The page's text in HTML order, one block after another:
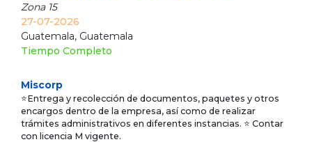
Zona 15
27-07-2026
Guatemala, Guatemala
Tiempo Completo
Miscorp
⭐Entrega y recolección de documentos, paquetes y otros
encargos dentro de la empresa, así como de realizar
trámites administrativos en diferentes instancias. ⭐ Contar
con licencia M vigente.